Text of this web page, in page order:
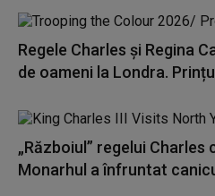
Regele Charles și Regina
de oameni la Londra.
„Războiul” regelui Charles
Monarhul a înfruntat